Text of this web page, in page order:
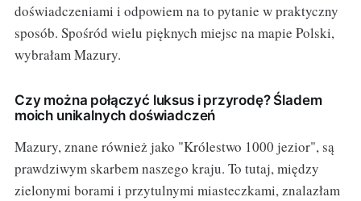
doświadczeniami i odpowiem na to pytanie w praktyczny
sposób. Spośród wielu pięknych miejsc na mapie Polski,
wybrałam Mazury.
Czy można połączyć luksus i przyrodę? Śladem
moich unikalnych doświadczeń
Mazury, znane również jako "Królestwo 1000 jezior", są
prawdziwym skarbem naszego kraju. To tutaj, między
zielonymi borami i przytulnymi miasteczkami, znalazłam